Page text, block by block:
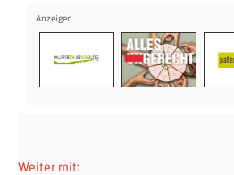
Weiter mit: